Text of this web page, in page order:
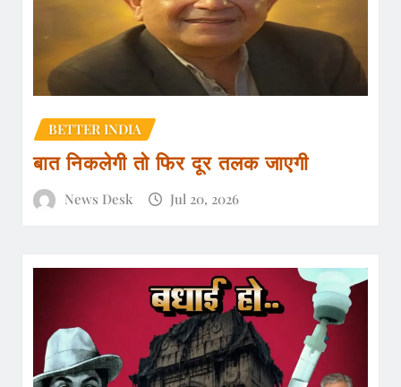
BETTER INDIA
बात निकलेगी तो फिर दूर तलक जाएगी
News Desk Jul 20, 2026